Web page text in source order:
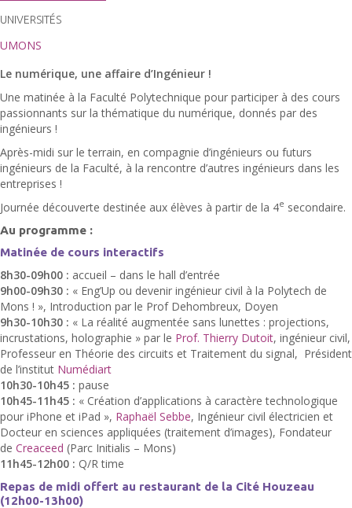
UNIVERSITÉS
UMONS
Le numérique, une affaire d’Ingénieur !
Une matinée à la Faculté Polytechnique pour participer à des cours
passionnants sur la thématique du numérique, donnés par des
ingénieurs !
Après-midi sur le terrain, en compagnie d’ingénieurs ou futurs
ingénieurs de la Faculté, à la rencontre d’autres ingénieurs dans les
entreprises !
Journée découverte destinée aux élèves à partir de la 4e secondaire.
Au programme :
Matinée de cours interactifs
8h30-09h00 : accueil – dans le hall d’entrée
9h00-09h30 : « Eng’Up ou devenir ingénieur civil à la Polytech de
Mons ! », Introduction par le Prof Dehombreux, Doyen
9h30-10h30 : « La réalité augmentée sans lunettes : projections,
incrustations, holographie » par le Prof. Thierry Dutoit, ingénieur civil,
Professeur en Théorie des circuits et Traitement du signal, Président
de l’institut Numédiart
10h30-10h45 : pause
10h45-11h45 : « Création d’applications à caractère technologique
pour iPhone et iPad », Raphaël Sebbe, Ingénieur civil électricien et
Docteur en sciences appliquées (traitement d’images), Fondateur
de Creaceed (Parc Initialis – Mons)
11h45-12h00 : Q/R time
Repas de midi offert au restaurant de la Cité Houzeau
(12h00-13h00)